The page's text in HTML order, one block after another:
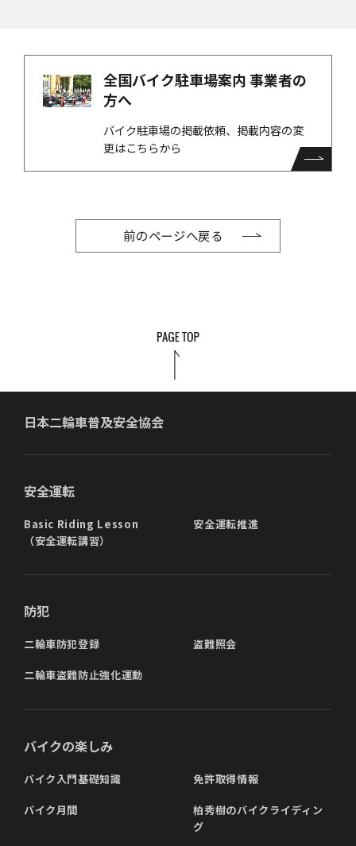
全国バイク駐車場案内 事業者の
方へ
バイク駐車場の掲載依頼、掲載内容の変
更はこちらから
前のページへ戻る
日本二輪車普及安全協会
安全運転
Basic Riding Lesson
（安全運転講習）
安全運転推進
防犯
二輪車防犯登録 盗難照会
二輪車盗難防止強化運動
バイクの楽しみ
バイク入門基礎知識 免許取得情報
バイク月間
柏秀樹のバイクライディン
グ